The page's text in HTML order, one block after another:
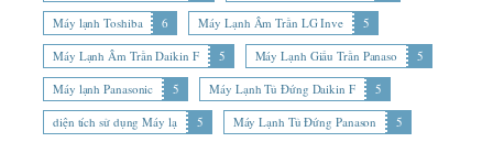
Máy lạnh Toshiba
6 Máy Lạnh Âm Trần LG Inve
5
Máy Lạnh Âm Trần Daikin F
5 Máy Lạnh Giấu Trần Panaso
5
Máy lạnh Panasonic
5 Máy Lạnh Tủ Đứng Daikin F
5
diện tích sử dụng Máy lạ
5 Máy Lạnh Tủ Đứng Panason 5